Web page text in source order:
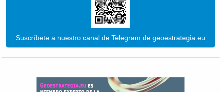
Suscríbete a nuestro canal de Telegram de geoestrategia.eu